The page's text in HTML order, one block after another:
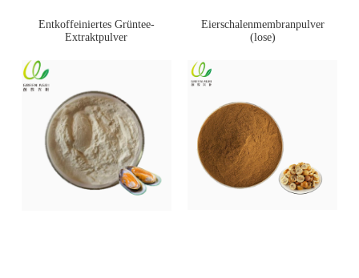
Entkoffeiniertes Grüntee-
Extraktpulver
Eierschalenmembranpulver
(lose)